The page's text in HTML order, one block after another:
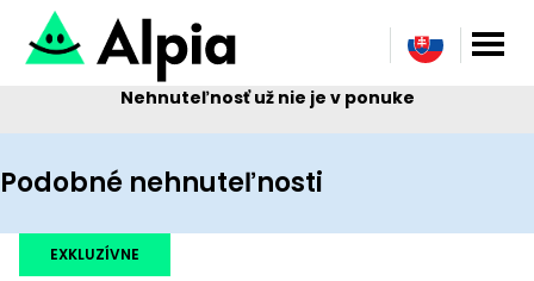
Nehnuteľnosť už nie je v ponuke
Podobné nehnuteľnosti
EXKLUZÍVNE